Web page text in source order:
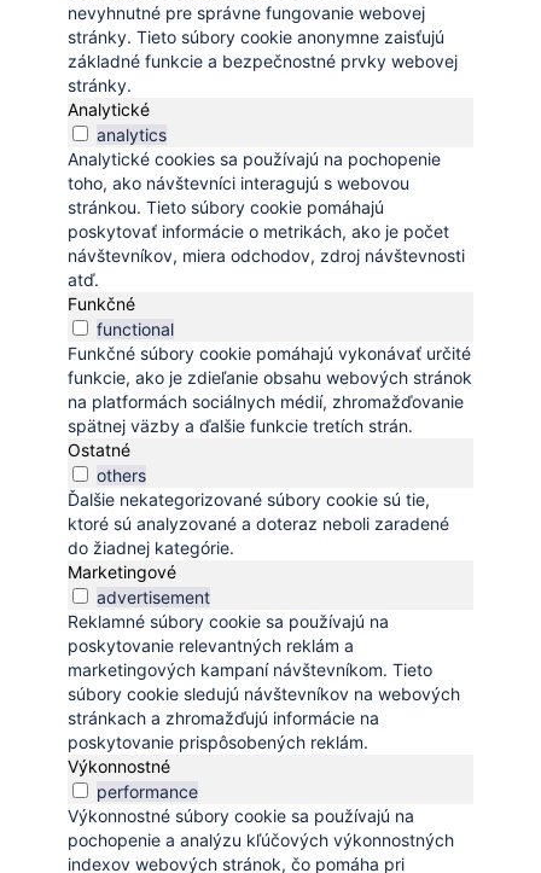
nevyhnutné pre správne fungovanie webovej
stránky. Tieto súbory cookie anonymne zaisťujú
základné funkcie a bezpečnostné prvky webovej
stránky.
Analytické
analytics
Analytické cookies sa používajú na pochopenie
toho, ako návštevníci interagujú s webovou
stránkou. Tieto súbory cookie pomáhajú
poskytovať informácie o metrikách, ako je počet
návštevníkov, miera odchodov, zdroj návštevnosti
atď.
Funkčné
functional
Funkčné súbory cookie pomáhajú vykonávať určité
funkcie, ako je zdieľanie obsahu webových stránok
na platformách sociálnych médií, zhromažďovanie
spätnej väzby a ďalšie funkcie tretích strán.
Ostatné
others
Ďalšie nekategorizované súbory cookie sú tie,
ktoré sú analyzované a doteraz neboli zaradené
do žiadnej kategórie.
Marketingové
advertisement
Reklamné súbory cookie sa používajú na
poskytovanie relevantných reklám a
marketingových kampaní návštevníkom. Tieto
súbory cookie sledujú návštevníkov na webových
stránkach a zhromažďujú informácie na
poskytovanie prispôsobených reklám.
Výkonnostné
performance
Výkonnostné súbory cookie sa používajú na
pochopenie a analýzu kľúčových výkonnostných
indexov webových stránok, čo pomáha pri